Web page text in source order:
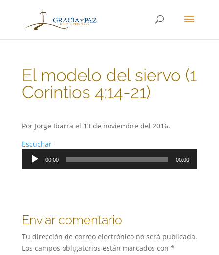
El modelo del siervo (1
Corintios 4:14-21)
Por Jorge Ibarra el 13 de noviembre del 2016.
Escuchar
Reproductor
00:00 00:00
Enviar comentario
Tu dirección de correo electrónico no será publicada.
Los campos obligatorios están marcados con *